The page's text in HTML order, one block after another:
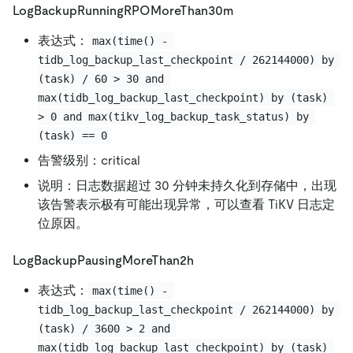
LogBackupRunningRPOMoreThan30m
表达式：
max(time() -
tidb_log_backup_last_checkpoint / 262144000) by
(task) / 60 > 30 and
max(tidb_log_backup_last_checkpoint) by (task)
> 0 and max(tikv_log_backup_task_status) by
(task) == 0
告警级别：critical
说明：日志数据超过 30 分钟未持久化到存储中，出现
该告警表示极有可能出现异常，可以查看 TiKV 日志定
位原因。
LogBackupPausingMoreThan2h
表达式：
max(time() -
tidb_log_backup_last_checkpoint / 262144000) by
(task) / 3600 > 2 and
max(tidb_log_backup_last_checkpoint) by (task)